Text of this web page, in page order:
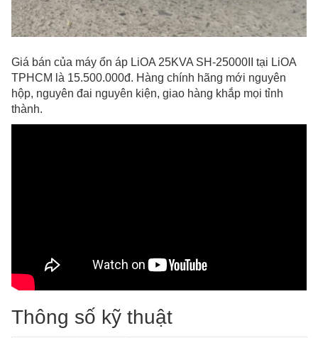
Giá bán của máy ổn áp LiOA 25KVA SH-25000II tại LiOA
TPHCM là 15.500.000đ. Hàng chính hãng mới nguyên
hộp, nguyên đai nguyên kiện, giao hàng khắp mọi tỉnh
thành.
Thông số kỹ thuật